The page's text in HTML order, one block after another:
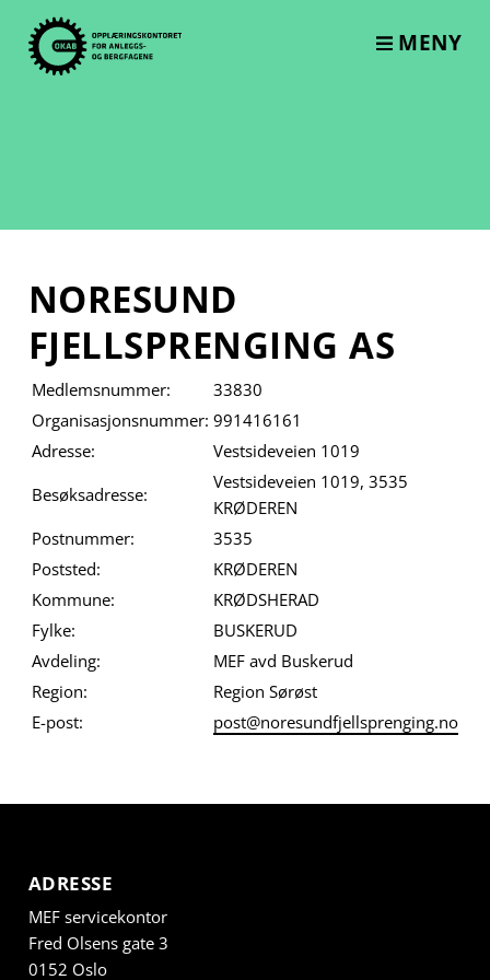
content
MENY
NORESUND
FJELLSPRENGING AS
Medlemsnummer:
33830
Organisasjonsnummer: 991416161
Adresse:
Vestsideveien 1019
Besøksadresse:
Vestsideveien 1019, 3535
KRØDEREN
Postnummer:
3535
Poststed:
KRØDEREN
Kommune:
KRØDSHERAD
Fylke:
BUSKERUD
Avdeling:
MEF avd Buskerud
Region:
Region Sørøst
E-post:
post@noresundfjellsprenging.no
ADRESSE
MEF servicekontor
Fred Olsens gate 3
0152 Oslo